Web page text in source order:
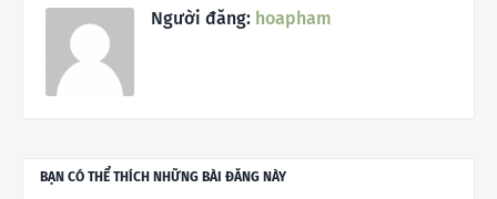
Người đăng: hoapham
BẠN CÓ THỂ THÍCH NHỮNG BÀI ĐĂNG NÀY